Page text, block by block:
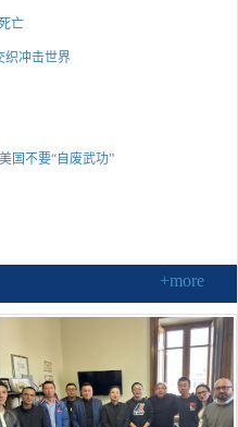
亡
织冲击世界
国不要“自废武功”
+more